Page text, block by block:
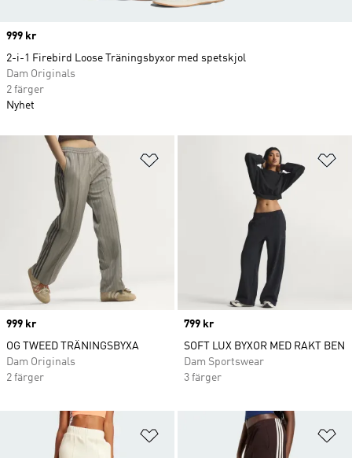
Lägg till på önskelistan
Price
999 kr
OG TWEED TRÄNINGSBYXA
Dam Originals
2 färger
Price
799 kr
SOFT LUX BYXOR MED RAKT BEN
Dam Sportswear
3 färger
Lägg till på önskelistan
Price
999 kr
2-i-1 Firebird Loose Träningsbyxor med spetskjol
Dam Originals
2 färger
Nyhet